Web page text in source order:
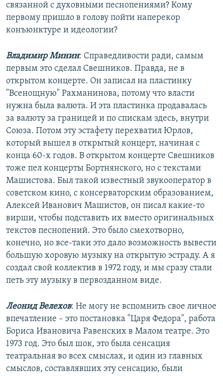
связанной с духовными песнопениями? Кому
первому пришло в голову пойти наперекор
конъюнктуре и идеологии?
Владимир Минин: Справедливости ради, самым
первым это сделал Свешников. Правда, не в
открытом концерте. Он записал на пластинку
"Всенощную" Рахманинова, потому что власти
нужна была валюта. И эта пластинка продавалась
за валюту за границей и по спискам здесь, внутри
Союза. Потом эту эстафету перехватил Юрлов,
который вышел в открытый концерт, начиная с
конца 60-х годов. В открытом концерте Свешников
тоже пел концерты Бортнянского, но с текстами
Машистова. Был такой известный звукооператор в
советском кино, с консерваторским образованием,
Алексей Иванович Машистов, он писал какие-то
вирши, чтобы подставить их вместо оригинальных
текстов песнопений. Это было смехотворно,
конечно, но все-таки это дало возможность вывести
большую хоровую музыку на открытую эстраду. А я
создал свой коллектив в 1972 году, и мы сразу стали
петь эту музыку в первозданном виде.
Леонид Велехов: Не могу не вспомнить свое личное
впечатление – это постановка "Царя Федора", работа
Бориса Ивановича Равенских в Малом театре. Это
1973 год. Это был шок, это была сенсация
театральная во всех смыслах, и один из главных
смыслов, составлявших эту сенсацию, были